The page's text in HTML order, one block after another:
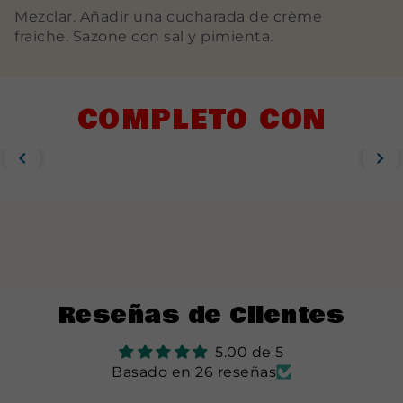
Mezclar. Añadir una cucharada de crème
fraiche. Sazone con sal y pimienta.
COMPLETO CON
Reseñas de Clientes
5.00 de 5
Basado en 26 reseñas